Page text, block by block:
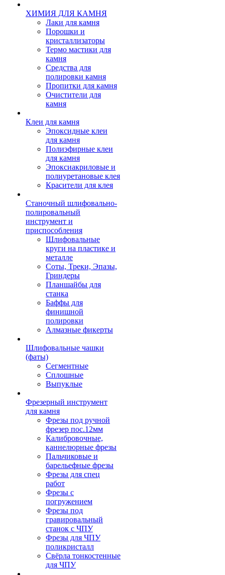
ХИМИЯ ДЛЯ КАМНЯ
Лаки для камня
Порошки и
кристаллизаторы
Термо мастики для
камня
Средства для
полировки камня
Пропитки для камня
Очистители для
камня
Клеи для камня
Эпоксидные клеи
для камня
Полиэфирные клеи
для камня
Эпоксиакриловые и
полиуретановые клея
Красители для клея
Станочный шлифовально-
полировальный
инструмент и
приспособления
Шлифовальные
круги на пластике и
металле
Соты, Треки, Эпазы,
Гриндеры
Планшайбы для
станка
Баффы для
финишной
полировки
Алмазные фикерты
Шлифовальные чашки
(фаты)
Сегментные
Сплошные
Выпуклые
Фрезерный инструмент
для камня
Фрезы под ручной
фрезер пос.12мм
Калибровочные,
каннелюрные фрезы
Пальчиковые и
барельефные фрезы
Фрезы для спец
работ
Фрезы с
погружением
Фрезы под
гравировальный
станок с ЧПУ
Фрезы для ЧПУ
поликристалл
Свёрла тонкостенные
для ЧПУ